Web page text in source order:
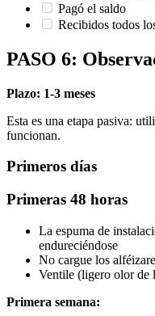
Pagó el saldo
Recibidos todos
PASO 6:
Plazo: 1-3 meses
Esta es una etapa pasiva:
funcionan.
Primeros días
Primeras 48 horas
La espuma de
endureciéndose
No cargue los
Ventile (ligero olor de
Primera semana: